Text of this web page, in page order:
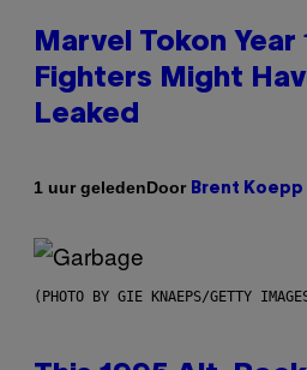
Marvel Tokon Year
Fighters Might
Leaked
1 uur geledenDoor Brent Koepp
(PHOTO BY GIE KNAEPS/GETTY